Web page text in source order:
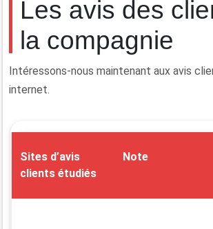
Les avis des
la compagnie
Intéressons-nous maintenant aux avis
internet.
Sites d’avis
clients étudiés
Note